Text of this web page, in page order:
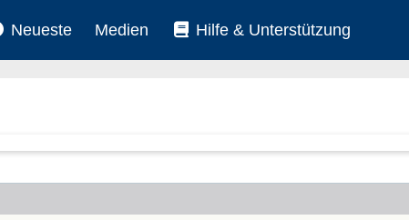
Neueste Medien Hilfe & Unterstützung